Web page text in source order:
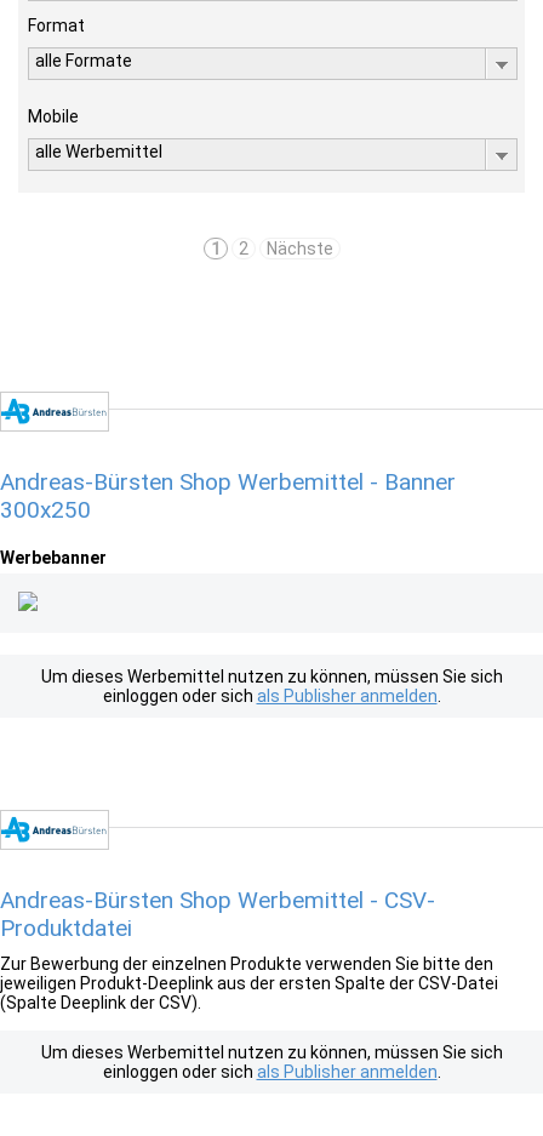
Format
alle Formate
Mobile
alle Werbemittel
1 2 Nächste
Andreas-Bürsten Shop Werbemittel - Banner
300x250
Werbebanner
Um dieses Werbemittel nutzen zu können, müssen Sie sich
einloggen oder sich als Publisher anmelden
Andreas-Bürsten Shop Werbemittel - CSV-
Produktdatei
Zur Bewerbung der einzelnen Produkte verwenden Sie bitte den
jeweiligen Produkt-Deeplink aus der ersten Spalte der CSV-Datei
(Spalte Deeplink der CSV).
Um dieses Werbemittel nutzen zu können, müssen Sie sich
einloggen oder sich als Publisher anmelden